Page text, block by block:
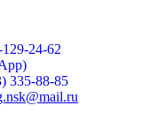
24-62
335-88-85